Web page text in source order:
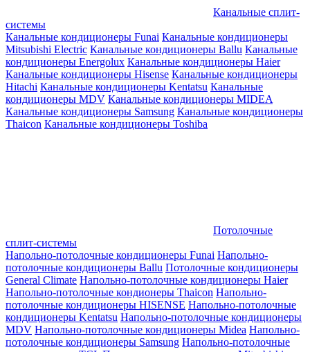
Канальные сплит-
системы
Канальные кондиционеры Funai Канальные кондиционеры
Mitsubishi Electric Канальные кондиционеры Ballu Канальные
кондиционеры Energolux Канальные кондиционеры Haier
Канальные кондиционеры Hisense Канальные кондиционеры
Hitachi Канальные кондиционеры Kentatsu Канальные
кондиционеры MDV Канальные кондиционеры MIDEA
Канальные кондиционеры Samsung Канальные кондиционеры
Thaicon Канальные кондиционеры Toshiba
Потолочные
сплит-системы
Напольно-потолочные кондиционеры Funai Напольно-
потолочные кондиционеры Ballu Потолочные кондиционеры
General Climate Напольно-потолочные кондиционеры Haier
Напольно-потолочные кондионеры Thaicon Напольно-
потолочные кондиционеры HISENSE Напольно-потолочные
кондиционеры Kentatsu Напольно-потолочные кондиционеры
MDV Напольно-потолочные кондиционеры Midea Напольно-
потолочные кондиционеры Samsung Напольно-потолочные